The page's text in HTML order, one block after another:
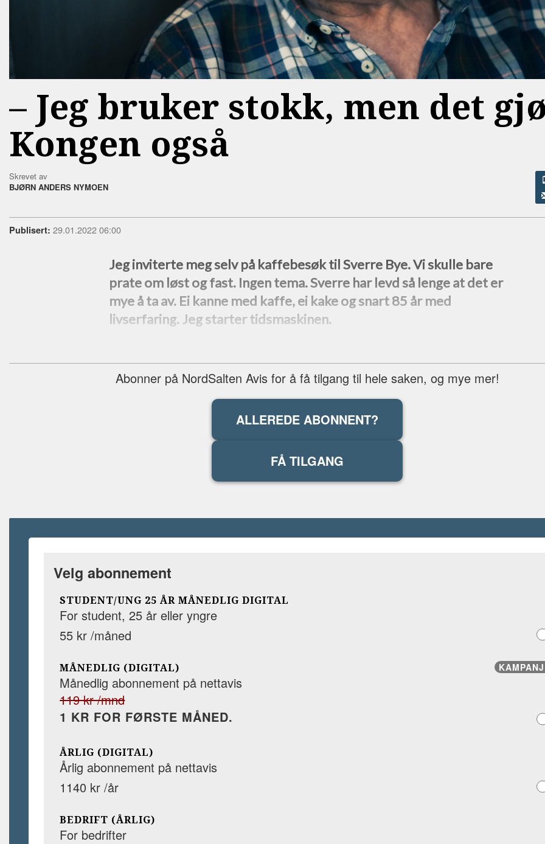
–⁠ Jeg bruker stokk, men det
Kongen også
Skrevet av
BJØRN ANDERS NYMOEN
Publisert: 29.01.2022 06:00
Jeg inviterte meg selv på kaffebesøk til Sverre Bye. Vi skulle bare
prate om løst og fast. Ingen tema. Sverre har levd så lenge at det er
mye å ta av. Ei kanne med kaffe, ei kake og snart 85 år med
livserfaring. Jeg starter tidsmaskinen.
Abonner på NordSalten Avis for å få tilgang til hele saken, og mye mer!
ALLEREDE ABONNENT?
FÅ TILGANG
Velg abonnement
STUDENT/UNG 25 ÅR MÅNEDLIG DIGITAL
For student, 25 år eller yngre
55 kr /måned
MÅNEDLIG (DIGITAL)
Månedlig abonnement på nettavis
119 kr /mnd
1 KR FOR FØRSTE MÅNED.
ÅRLIG (DIGITAL)
Årlig abonnement på nettavis
1140 kr /år
BEDRIFT (ÅRLIG)
For bedrifter